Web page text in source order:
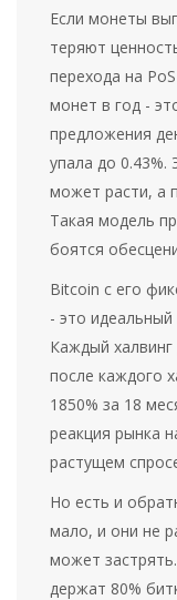
Если монеты
теряют
перехода на
монет в год -
предложения
упала до 0.43%.
может расти, а
Такая модель
боятся
Bitcoin с его
- это
Каждый
после каждого
1850% за 18
реакция рынка
растущем
Но есть и
мало, и они не
может
держат 80%